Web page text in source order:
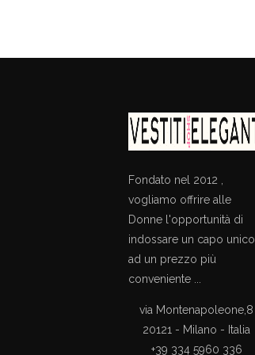
Fondato nel 2012 ,
vogliamo offrire alle
Donne l'opportunità di
indossare un capo unico
ad un prezzo più
conveniente ...
via Montenapoleone,8
20121 - Milano - Italia
+39 334 5960 336